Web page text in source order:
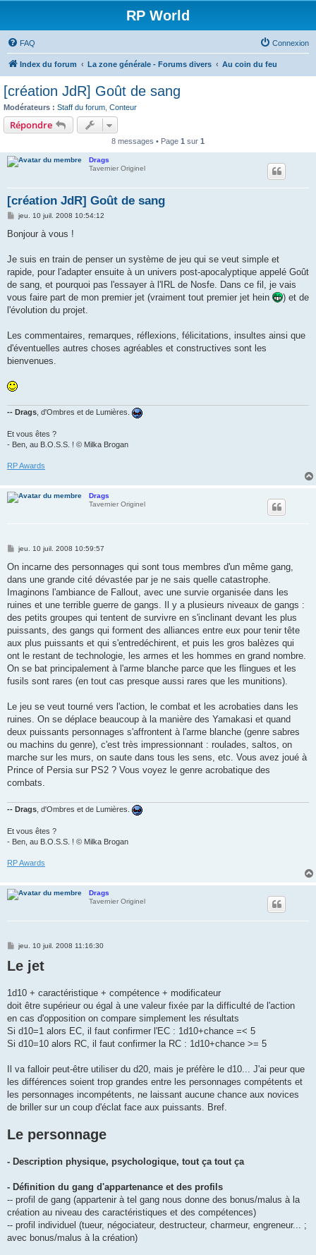
RP World
FAQ Connexion
Index du forum La zone générale - Forums divers Au coin du feu
[création JdR] Goût de sang
Modérateurs : Staff du forum Conteur
Répondre
8 messages • Page 1 sur 1
Drags
Tavernier Originel
[création JdR] Goût de sang
M
s
g
jeu. 10 juil. 2008 10:54:12
Bonjour à vous !
Je suis en train de penser un système de jeu qui se veut simple et
rapide, pour l'adapter ensuite à un univers post-apocalyptique appelé Goût
de sang, et pourquoi pas l'essayer à l'IRL de Nosfe. Dans ce fil, je vais
vous faire part de mon premier jet (vraiment tout premier jet hein
) et de
l'évolution du projet.
Les commentaires, remarques, réflexions, félicitations, insultes ainsi que
d'éventuelles autres choses agréables et constructives sont les
bienvenues.
-- Drags , d'Ombres et de Lumières.
Et vous êtes ?
- Ben, au B.O.S.S. ! © Milka Brogan
RP Awards
Drags
Tavernier Originel
M
s
a
g
jeu. 10 juil. 2008 10:59:57
On incarne des personnages qui sont tous membres d'un même gang,
dans une grande cité dévastée par je ne sais quelle catastrophe.
Imaginons l'ambiance de Fallout, avec une survie organisée dans les
ruines et une terrible guerre de gangs. Il y a plusieurs niveaux de gangs :
des petits groupes qui tentent de survivre en s'inclinant devant les plus
puissants, des gangs qui forment des alliances entre eux pour tenir tête
aux plus puissants et qui s'entredéchirent, et puis les gros balèzes qui
ont le restant de technologie, les armes et les hommes en grand nombre.
On se bat principalement à l'arme blanche parce que les flingues et les
fusils sont rares (en tout cas presque aussi rares que les munitions).
Le jeu se veut tourné vers l'action, le combat et les acrobaties dans les
ruines. On se déplace beaucoup à la manière des Yamakasi et quand
deux puissants personnages s'affrontent à l'arme blanche (genre sabres
ou machins du genre), c'est très impressionnant : roulades, saltos, on
marche sur les murs, on saute dans tous les sens, etc. Vous avez joué à
Prince of Persia sur PS2 ? Vous voyez le genre acrobatique des
combats.
-- Drags , d'Ombres et de Lumières.
Et vous êtes ?
- Ben, au B.O.S.S. ! © Milka Brogan
RP Awards
Drags
Tavernier Originel
M
s
s
e
jeu. 10 juil. 2008 11:16:30
Le jet
1d10 + caractéristique + compétence + modificateur
doit être supérieur ou égal à une valeur fixée par la difficulté de l'action
en cas d'opposition on compare simplement les résultats
Si d10=1 alors EC, il faut confirmer l'EC : 1d10+chance =< 5
Si d10=10 alors RC, il faut confirmer la RC : 1d10+chance >= 5
Il va falloir peut-être utiliser du d20, mais je préfère le d10... J'ai peur que
les différences soient trop grandes entre les personnages compétents et
les personnages incompétents, ne laissant aucune chance aux novices
de briller sur un coup d'éclat face aux puissants. Bref.
Le personnage
- Description physique, psychologique, tout ça tout ça
- Définition du gang d'appartenance et des profils
-- profil de gang (appartenir à tel gang nous donne des bonus/malus à la
création au niveau des caractéristiques et des compétences)
-- profil individuel (tueur, négociateur, destructeur, charmeur, engreneur... ;
avec bonus/malus à la création)